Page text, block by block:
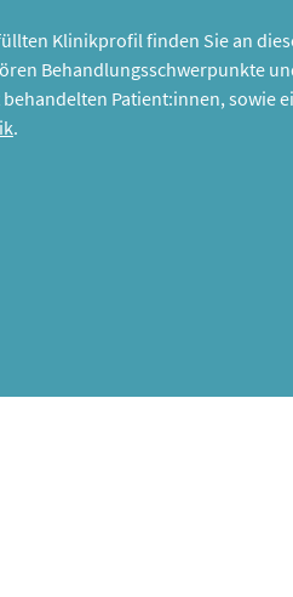
Klinikprofil finden Sie an
Behandlungsschwerpunkte
Patient:innen, sowie
.